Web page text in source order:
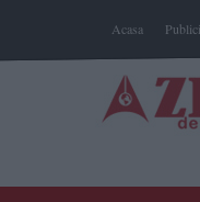
Acasa